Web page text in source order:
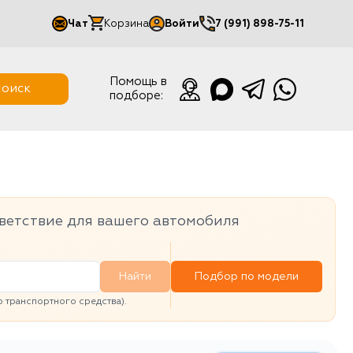
Чат Корзина Войти
Мой кабинет
7 (991) 898-75-11
Помощь в
подборе:
для вашего автомобиля
Найти
средства).
Подбор по модели